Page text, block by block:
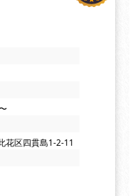
花区四貫島1-2-11